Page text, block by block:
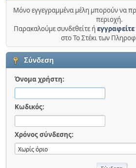
Μόνο εγγεγραμμένα μέλη μπορούν να
περιοχή.
Παρακαλούμε συνδεθείτε ή
στο Το Στέκι των
Σύνδεση
Όνομα χρήστη:
Κωδικός:
Χρόνος σύνδεσης: